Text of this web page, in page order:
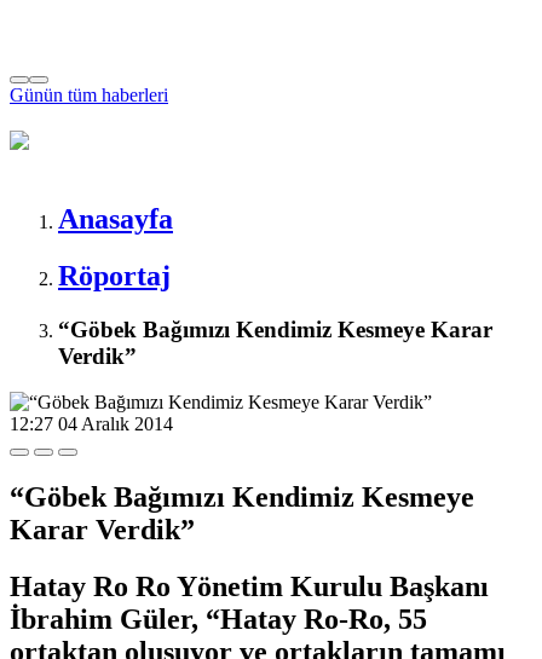
Günün tüm haberleri
Anasayfa
Röportaj
“Göbek Bağımızı Kendimiz Kesmeye Karar
Verdik”
12:27 04 Aralık 2014
“Göbek Bağımızı Kendimiz Kesmeye
Karar Verdik”
Hatay Ro Ro Yönetim Kurulu Başkanı
İbrahim Güler, “Hatay Ro-Ro, 55
ortaktan oluşuyor ve ortakların tamamı